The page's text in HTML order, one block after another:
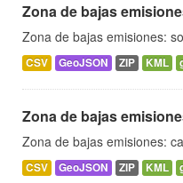
Zona de bajas
Zona de bajas emisiones:
CSV GeoJSON ZIP KML
Zona de bajas
Zona de bajas emisiones:
CSV GeoJSON ZIP KML